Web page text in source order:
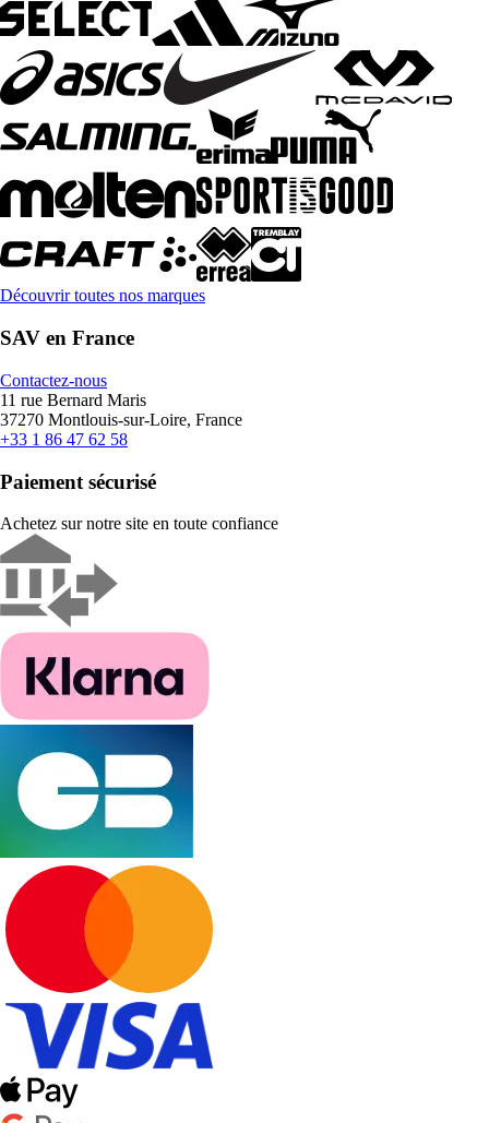
Découvrir toutes nos marques
SAV en France
Contactez-nous
11 rue Bernard Maris
37270 Montlouis-sur-Loire, France
+33 1 86 47 62 58
Paiement sécurisé
Achetez sur notre site en toute confiance